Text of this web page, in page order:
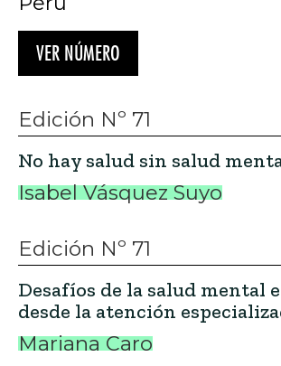
VER NÚMERO
Edición Nº 71
No hay salud sin salud
Isabel Vásquez Suyo
Edición Nº 71
Desafíos de la salud mental
desde la atención
Mariana Caro